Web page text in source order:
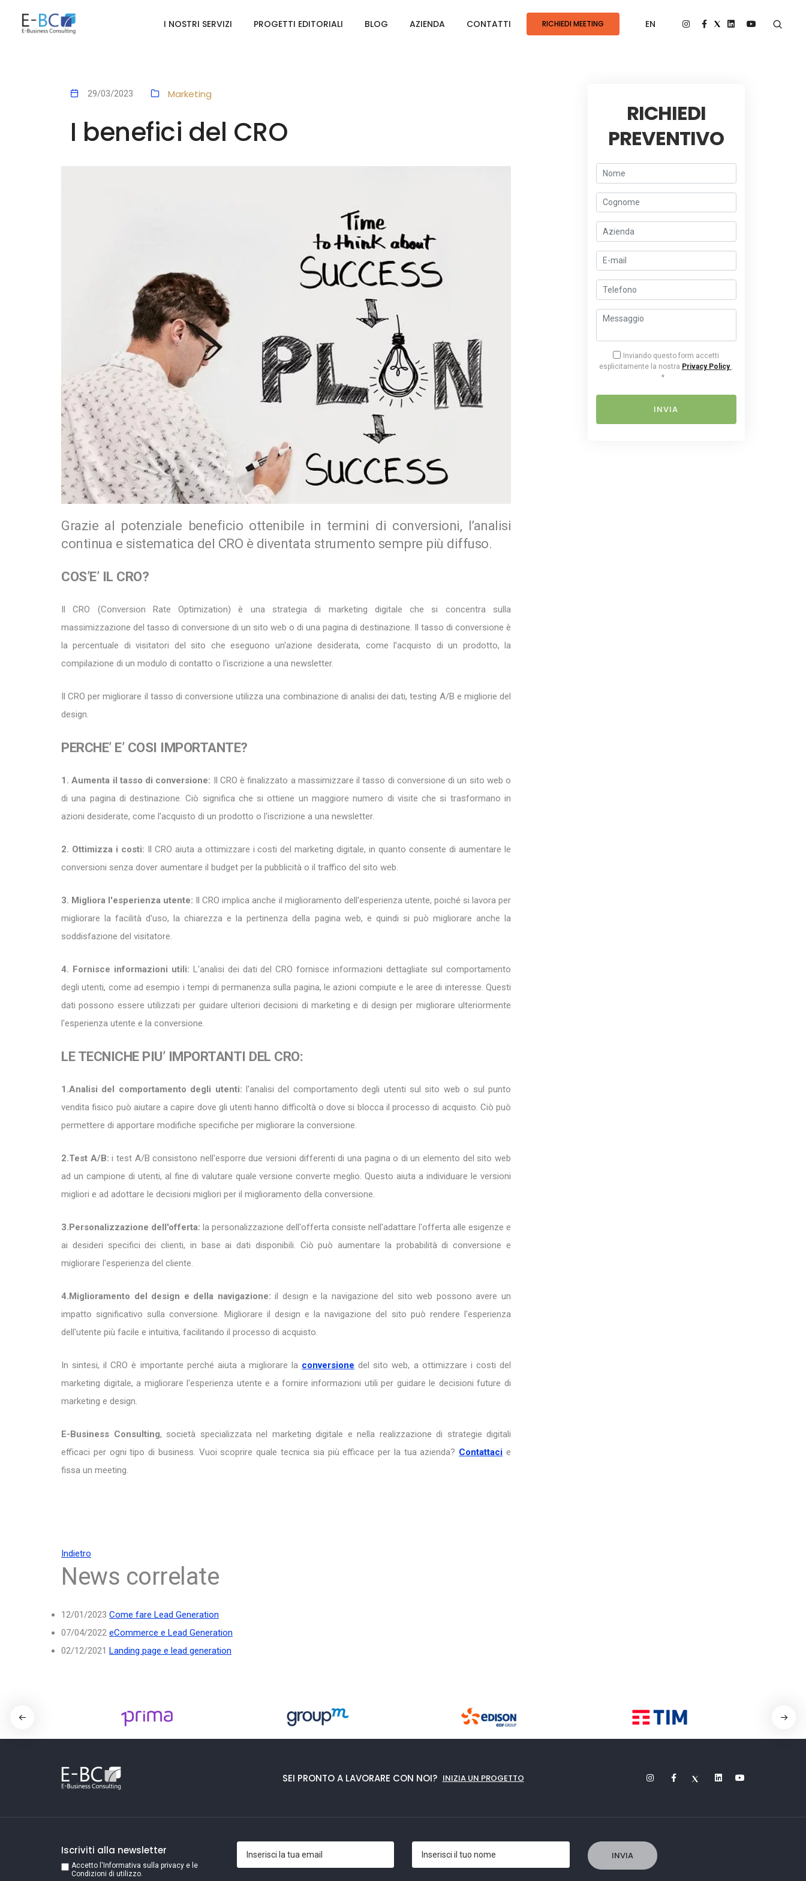
I NOSTRI SERVIZI PROGETTI EDITORIALI BLOG AZIENDA CONTATTI RICHIEDI MEETING EN
29/03/2023 Marketing
I benefici del CRO
Grazie al potenziale beneficio ottenibile in termini di conversioni, l’analisi
continua e sistematica del CRO è diventata strumento sempre più diffuso.
COS’E’ IL CRO?
Il CRO (Conversion Rate Optimization) è una strategia di marketing digitale che si concentra sulla
massimizzazione del tasso di conversione di un sito web o di una pagina di destinazione. Il tasso di conversione è
la percentuale di visitatori del sito che eseguono un'azione desiderata, come l'acquisto di un prodotto, la
compilazione di un modulo di contatto o l'iscrizione a una newsletter.
Il CRO per migliorare il tasso di conversione utilizza una combinazione di analisi dei dati, testing A/B e migliorie del
design.
PERCHE’ E’ COSI IMPORTANTE?
1. Aumenta il tasso di conversione: Il CRO è finalizzato a massimizzare il tasso di conversione di un sito web o
di una pagina di destinazione. Ciò significa che si ottiene un maggiore numero di visite che si trasformano in
azioni desiderate, come l'acquisto di un prodotto o l'iscrizione a una newsletter.
2. Ottimizza i costi: Il CRO aiuta a ottimizzare i costi del marketing digitale, in quanto consente di aumentare le
conversioni senza dover aumentare il budget per la pubblicità o il traffico del sito web.
3. Migliora l'esperienza utente: Il CRO implica anche il miglioramento dell'esperienza utente, poiché si lavora per
migliorare la facilità d'uso, la chiarezza e la pertinenza della pagina web, e quindi si può migliorare anche la
soddisfazione del visitatore.
4. Fornisce informazioni utili: L'analisi dei dati del CRO fornisce informazioni dettagliate sul comportamento
degli utenti, come ad esempio i tempi di permanenza sulla pagina, le azioni compiute e le aree di interesse. Questi
dati possono essere utilizzati per guidare ulteriori decisioni di marketing e di design per migliorare ulteriormente
l'esperienza utente e la conversione.
LE TECNICHE PIU’ IMPORTANTI DEL CRO:
1.Analisi del comportamento degli utenti: l'analisi del comportamento degli utenti sul sito web o sul punto
vendita fisico può aiutare a capire dove gli utenti hanno difficoltà o dove si blocca il processo di acquisto. Ciò può
permettere di apportare modifiche specifiche per migliorare la conversione.
2.Test A/B:i test A/B consistono nell'esporre due versioni differenti di una pagina o di un elemento del sito web
ad un campione di utenti, al fine di valutare quale versione converte meglio. Questo aiuta a individuare le versioni
migliori e ad adottare le decisioni migliori per il miglioramento della conversione.
3.Personalizzazione dell'offerta: la personalizzazione dell'offerta consiste nell'adattare l'offerta alle esigenze e
ai desideri specifici dei clienti, in base ai dati disponibili. Ciò può aumentare la probabilità di conversione e
migliorare l'esperienza del cliente.
4.Miglioramento del design e della navigazione: il design e la navigazione del sito web possono avere un
impatto significativo sulla conversione. Migliorare il design e la navigazione del sito può rendere l'esperienza
dell'utente più facile e intuitiva, facilitando il processo di acquisto.
In sintesi, il CRO è importante perché aiuta a migliorare la conversione del sito web, a ottimizzare i costi del
marketing digitale, a migliorare l'esperienza utente e a fornire informazioni utili per guidare le decisioni future di
marketing e design.
E-Business Consulting, società specializzata nel marketing digitale e nella realizzazione di strategie digitali
efficaci per ogni tipo di business. Vuoi scoprire quale tecnica sia più efficace per la tua azienda? Contattaci e
fissa un meeting.
Indietro
News correlate
12/01/2023 Come fare Lead Generation
07/04/2022 eCommerce e Lead Generation
02/12/2021 Landing page e lead generation
RICHIEDI
PREVENTIVO
Inviando questo form accetti
esplicitamente la nostra Privacy Policy .
*
INVIA
SEI PRONTO A LAVORARE CON NOI? INIZIA UN PROGETTO
Iscriviti alla newsletter
Accetto l'Informativa sulla privacy e le
Condizioni di utilizzo.